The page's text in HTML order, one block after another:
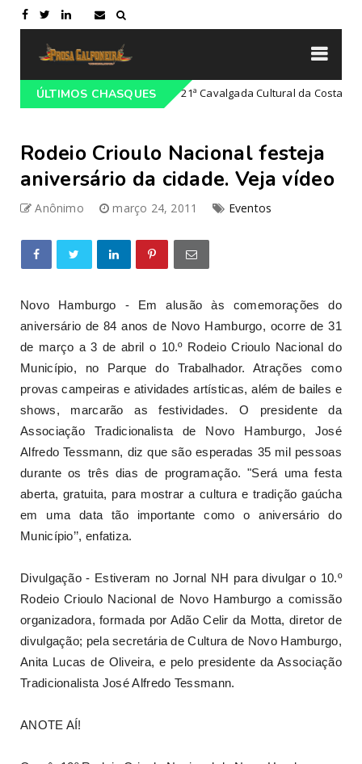
ÚLTIMOS CHASQUES
RS Campeiro 21ª Cavalgada Cultural da Costa Doce
Rodeio Crioulo Nacional festeja
aniversário da cidade. Veja vídeo
Anônimo março 24, 2011 Eventos
Novo Hamburgo - Em alusão às comemorações do
aniversário de 84 anos de Novo Hamburgo, ocorre de 31
de março a 3 de abril o 10.º Rodeio Crioulo Nacional do
Município, no Parque do Trabalhador. Atrações como
provas campeiras e atividades artísticas, além de bailes e
shows, marcarão as festividades. O presidente da
Associação Tradicionalista de Novo Hamburgo, José
Alfredo Tessmann, diz que são esperadas 35 mil pessoas
durante os três dias de programação. "Será uma festa
aberta, gratuita, para mostrar a cultura e tradição gaúcha
em uma data tão importante como o aniversário do
Município’’, enfatiza.
Divulgação - Estiveram no Jornal NH para divulgar o 10.º
Rodeio Crioulo Nacional de Novo Hamburgo a comissão
organizadora, formada por Adão Celir da Motta, diretor de
divulgação; pela secretária de Cultura de Novo Hamburgo,
Anita Lucas de Oliveira, e pelo presidente da Associação
Tradicionalista José Alfredo Tessmann.
ANOTE AÍ!